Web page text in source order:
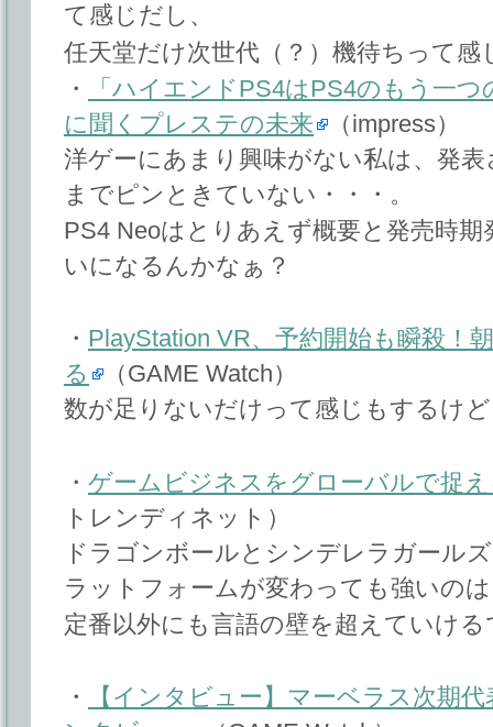
て感じだし、
任天堂だけ次世代（？）機待ちって感
・
「ハイエンドPS4はPS4のもう一
に聞くプレステの未来
（impress）
洋ゲーにあまり興味がない私は、発
までピンときていない・・・。
PS4 Neoはとりあえず概要と発売時
いになるんかなぁ？
・ PlayStation VR、予約開始も瞬殺！
る
（GAME Watch）
数が足りないだけって感じもするけ
・ ゲームビジネスをグローバルで捉
トレンディネット）
ドラゴンボールとシンデレラガール
ラットフォームが変わっても強いの
定番以外にも言語の壁を超えていけ
・
【インタビュー】マーベラス次期